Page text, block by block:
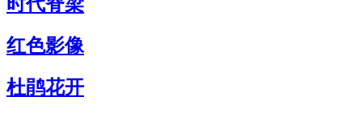
红色影像
杜鹃花开